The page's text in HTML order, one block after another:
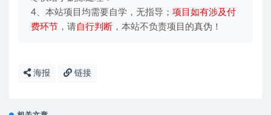
4、本站项目均需要自学，无指导； 项目如有涉及付
费环节 ，请自行判断 ，本站不负责项目的真伪！
海报 链接